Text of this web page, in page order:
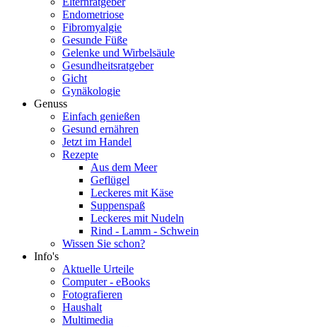
Endometriose
Fibromyalgie
Gesunde Füße
Gelenke und Wirbelsäule
Gesundheitsratgeber
Gicht
Gynäkologie
Genuss
Einfach genießen
Gesund ernähren
Jetzt im Handel
Rezepte
Aus dem Meer
Geflügel
Leckeres mit Käse
Suppenspaß
Leckeres mit Nudeln
Rind - Lamm - Schwein
Wissen Sie schon?
Info's
Aktuelle Urteile
Computer - eBooks
Fotografieren
Haushalt
Multimedia